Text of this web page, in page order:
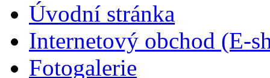
Úvodní stránka
Internetový obchod (E-
Fotogalerie